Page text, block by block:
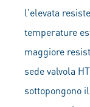
l'elevata
temperature
maggiore
sede valvola
sottopongono